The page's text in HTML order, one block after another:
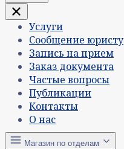
Меню
Услуги
Сообщение юристу
Запись на прием
Заказ документа
Частые вопросы
Публикации
Контакты
О нас
Магазин по отделам